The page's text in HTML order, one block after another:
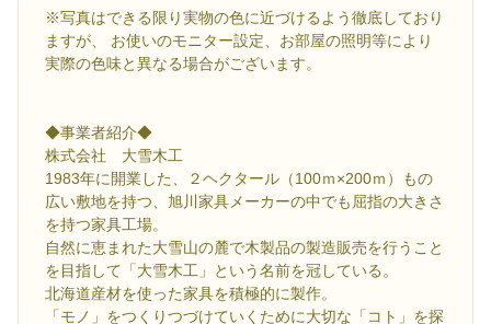
※写真はできる限り実物の色に近づけるよう徹底しており
ますが、 お使いのモニター設定、お部屋の照明等により
実際の色味と異なる場合がございます。
◆事業者紹介◆
株式会社 大雪木工
1983年に開業した、２ヘクタール（100ｍ×200ｍ）もの
広い敷地を持つ、旭川家具メーカーの中でも屈指の大きさ
を持つ家具工場。
自然に恵まれた大雪山の麓で木製品の製造販売を行うこと
を目指して「大雪木工」という名前を冠している。
北海道産材を使った家具を積極的に製作。
「モノ」をつくりつづけていくために大切な「コト」を探